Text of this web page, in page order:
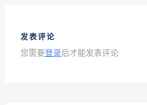
发表评论
您需要登录后才能发表评论